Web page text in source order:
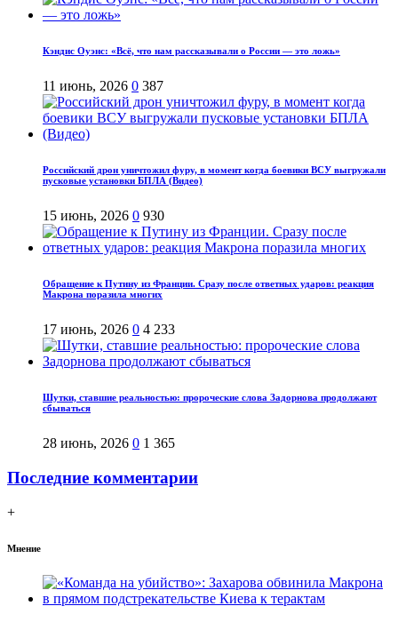
Кэндис Оуэнс: «Всё, что нам рассказывали о России — это ложь»
11 июнь, 2026 0 387
Российский дрон уничтожил фуру, в момент когда боевики ВСУ выгружали
пусковые установки БПЛА (Видео)
15 июнь, 2026 0 930
Обращение к Путину из Франции. Сразу после ответных ударов: реакция
Макрона поразила многих
17 июнь, 2026 0 4 233
Шутки, ставшие реальностью: пророческие слова Задорнова продолжают
сбываться
28 июнь, 2026 0 1 365
Последние комментарии
+
Мнение